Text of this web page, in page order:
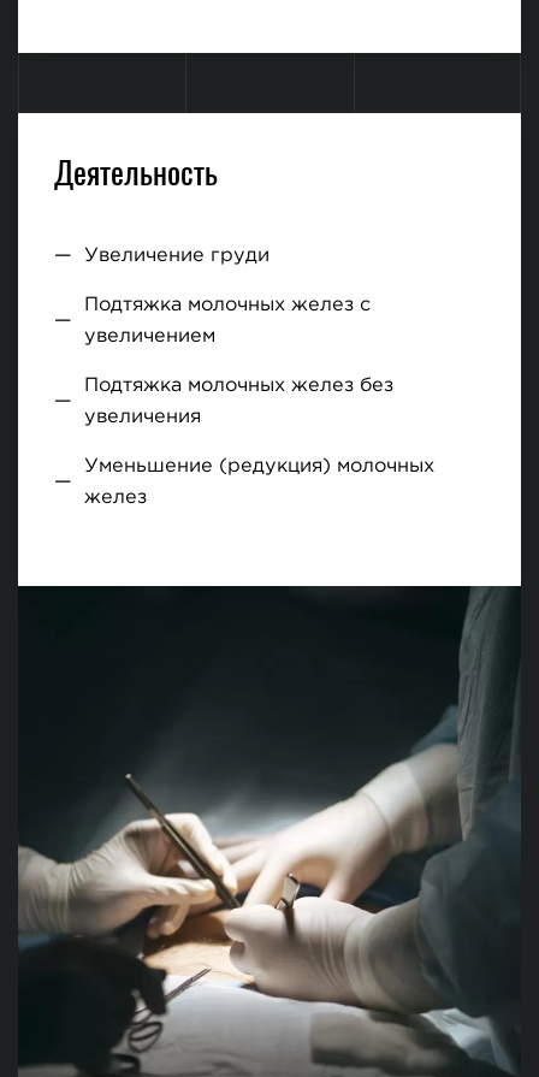
Деятельность
Увеличение груди
Подтяжка молочных желез с
увеличением
Подтяжка молочных желез без
увеличения
Уменьшение (редукция) молочных
желез